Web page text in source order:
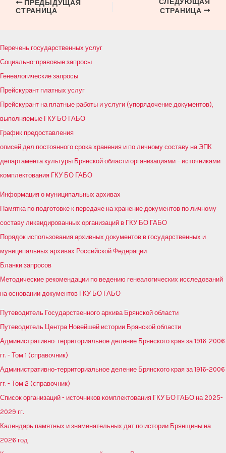
Навигация
ПРЕДЫДУЩАЯ
СТРАНИЦА
СЛЕДУЮЩАЯ
СТРАНИЦА
Перечень государственных услуг
Социально-правовые запросы
Генеалогические запросы
Прейскурант платных услуг
Прейскурант на платные работы и услуги (упорядочение документов),
выполняемые ГКУ БО ГАБО
График предоставления
описей дел постоянного срока хранения и по личному составу на ЭПК
департамента культуры Брянской области организациями – источниками
комплектования ГКУ БО ГАБО
Информация о муниципальных архивах
Памятка по подготовке к передаче на хранение документов по личному
составу ликвидированных организаций в ГКУ БО ГАБО
Порядок использования архивных документов в государственных и
муниципальных архивах Российской Федерации
Бланки запросов
Методические рекомендации по ведению генеалогических исследований
на основании документов ГКУ БО ГАБО
Путеводитель Государственного архива Брянской области
Путеводитель Центра Новейшей истории Брянской области
Административно-территориальное деление Брянского края за 1916-2006
гг. - Том 1 (справочник)
Административно-территориальное деление Брянского края за 1916-2006
гг. - Том 2 (справочник)
Список организаций - источников комплектования ГКУ БО ГАБО на 2025-
2029 гг.
Календарь памятных и знаменательных дат по истории Брянщины на
2026 год